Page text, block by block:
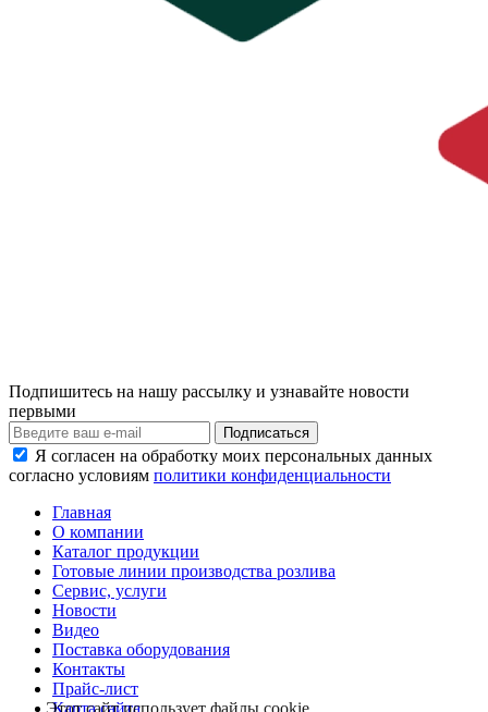
Подпишитесь на нашу рассылку и узнавайте новости
первыми
Я согласен на обработку моих персональных данных
согласно условиям политики конфиденциальности
Главная
О компании
Каталог продукции
Готовые линии производства розлива
Сервис, услуги
Новости
Видео
Поставка оборудования
Контакты
Прайс-лист
Карта сайта
Этот сайт использует файлы cookie.